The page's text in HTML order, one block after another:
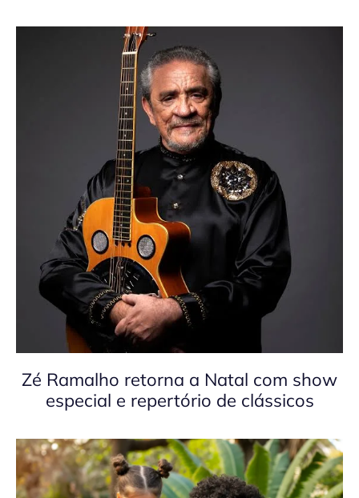
Zé Ramalho retorna a Natal com show
especial e repertório de clássicos